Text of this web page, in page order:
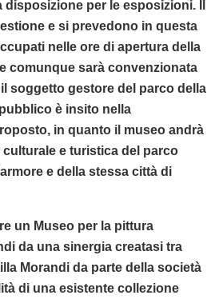
per le esposizioni. Il
e si prevedono in questa
nelle ore di apertura della
comunque sarà convenzionata
soggetto gestore del parco della
è insito nella
in quanto il museo andrà
culturale e turistica del parco
e della stessa città di
un Museo per la pittura
da una sinergia creatasi tra
Morandi da parte della società
di una esistente collezione